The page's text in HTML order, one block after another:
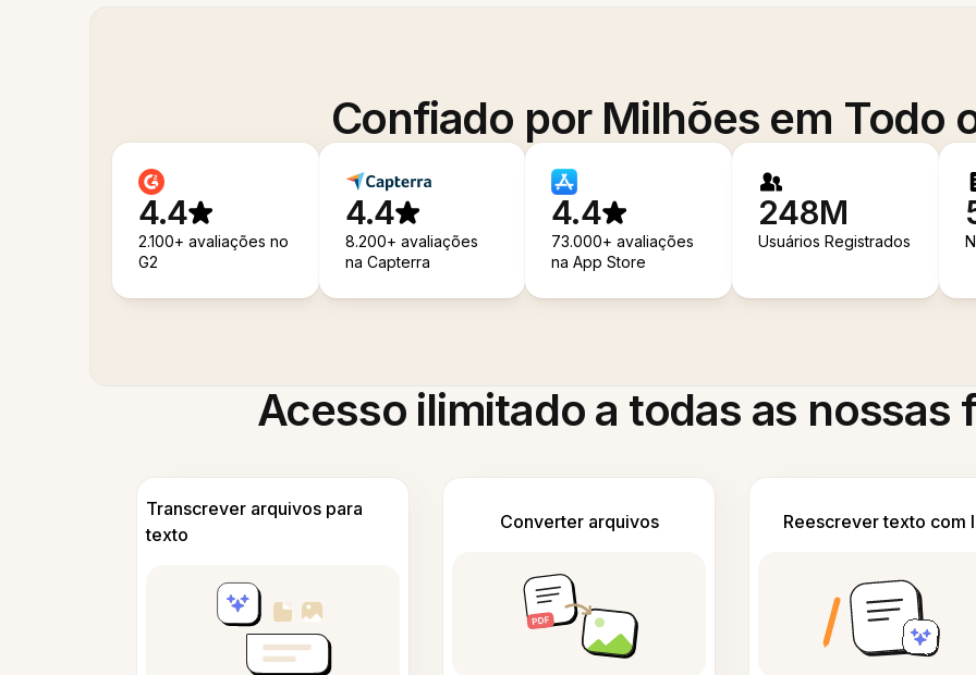
Confiado por Milhões em Todo
4.4
2.100+ avaliações no
G2
4.4
8.200+ avaliações
na Capterra
4.4
73.000+ avaliações
na App Store
248M
Usuários Registrados
Acesso ilimitado a todas as nossas
Transcrever arquivos para
texto
Converter arquivos Reescrever texto com